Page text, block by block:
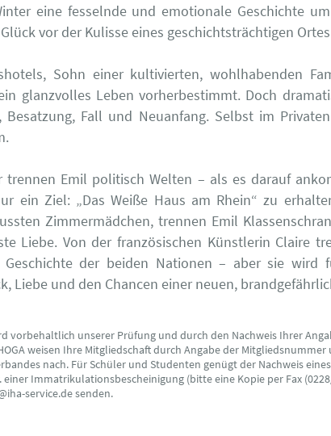
eine fesselnde und emotionale Geschichte
vor der Kulisse eines geschichtsträchtigen
Sohn einer kultivierten, wohlhabenden
glanzvolles Leben vorherbestimmt. Doch
Besatzung, Fall und Neuanfang. Selbst im
trennen Emil politisch Welten – als es darauf
ein Ziel: „Das Weiße Haus am Rhein“ zu
Zimmermädchen, trennen Emil
Liebe. Von der französischen Künstlerin Claire
Geschichte der beiden Nationen – aber sie wird
Liebe und den Chancen einer neuen,
vorbehaltlich unserer Prüfung und durch den Nachweis Ihrer
weisen Ihre Mitgliedschaft durch Angabe der Mitgliedsnummer
nach. Für Schüler und Studenten genügt der Nachweis eines
einer Immatrikulationsbescheinigung (bitte eine Kopie per Fax
service.de senden.